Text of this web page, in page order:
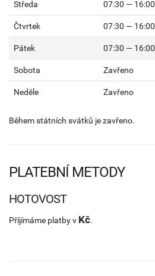
Středa 07:30 — 16:00
Čtvrtek 07:30 — 16:00
Pátek 07:30 — 16:00
Sobota Zavřeno
Neděle Zavřeno
Během státních svátků je zavřeno.
PLATEBNÍ METODY
HOTOVOST
Příjímáme platby v Kč.